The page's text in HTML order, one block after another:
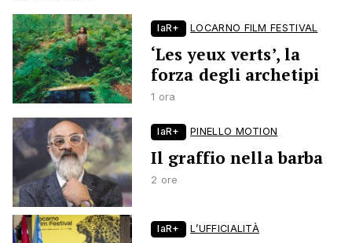
laR+ LOCARNO FILM FESTIVAL
‘Les yeux verts’, la
forza degli archetipi
1 ora
laR+ PINELLO MOTION
Il graffio nella barba
2 ore
laR+ L’UFFICIALITÀ